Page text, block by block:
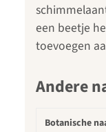
een beetje
toevoegen
Andere
Botanische